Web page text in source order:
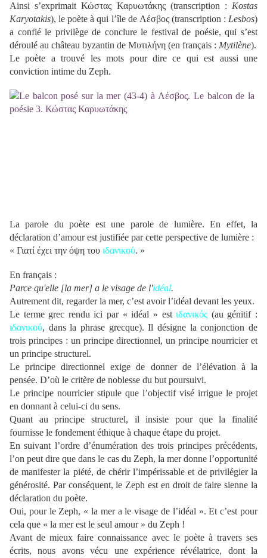
Ainsi s’exprimait Κώστας Καρυωτάκης (transcription : Kostas
Karyotakis), le poète à qui l’île de Λέσβος (transcription : Lesbos)
a confié le privilège de conclure le festival de poésie, qui s’est
déroulé au château byzantin de Μυτιλήνη (en français : Mytilène).
Le poète a trouvé les mots pour dire ce qui est aussi une
conviction intime du Zeph.
La parole du poète est une parole de lumière. En effet, la
déclaration d’amour est justifiée par cette perspective de lumière :
« Γιατί έχει την όψη του ιδανικού. »
En français :
Parce qu'elle [la mer] a le visage de l'idéal.
Autrement dit, regarder la mer, c’est avoir l’idéal devant les yeux.
Le terme grec rendu ici par « idéal » estιδανικός (au génitif :
ιδανικού, dans la phrase grecque). Il désigne la conjonction de
trois principes : un principe directionnel, un principe nourricier et
un principe structurel.
Le principe directionnel exige de donner de l’élévation à la
pensée. D’où le critère de noblesse du but poursuivi.
Le principe nourricier stipule que l’objectif visé irrigue le projet
en donnant à celui-ci du sens.
Quant au principe structurel, il insiste pour que la finalité
fournisse le fondement éthique à chaque étape du projet.
En suivant l’ordre d’énumération des trois principes précédents,
l’on peut dire que dans le cas du Zeph, la mer donne l’opportunité
de manifester la piété, de chérir l’impérissable et de privilégier la
générosité. Par conséquent, le Zeph est en droit de faire sienne la
déclaration du poète.
Oui, pour le Zeph, « la mer a le visage de l’idéal ». Et c’est pour
cela que « la mer est le seul amour » du Zeph !
Avant de mieux faire connaissance avec le poète à travers ses
écrits, nous avons vécu une expérience révélatrice, dont la